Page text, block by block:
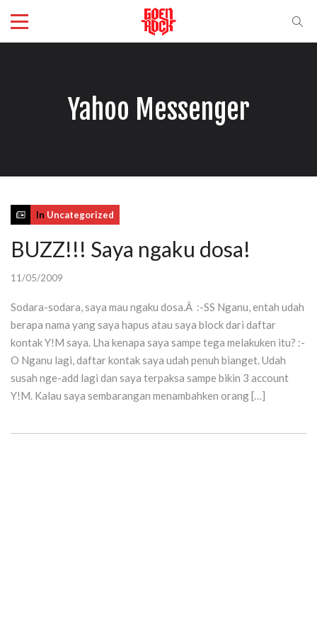
Yahoo Messenger
In Uncategorized
BUZZ!!! Saya ngaku dosa!
11/05/2009
Sodara-sodara, saya mau ngaku dosa.Â :-SS Nganu, entah udah
berapa nama yang saya hapus atau saya block dari daftar
kontak Y!M saya. Lha kenapa saya sampe tega melakuken itu? :-
O Nganu lagi, daftar kontak saya udah penuh bianget. Udah
susah nge-add lagi dan saya terpaksa sampe bikin 3 account
Y!M. Kalau saya sembarangan menambahken orang […]